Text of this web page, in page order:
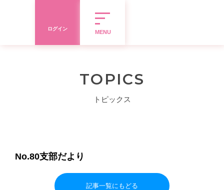
ログイン
MENU
TOPICS
トピックス
No.80支部だより
記事一覧にもどる